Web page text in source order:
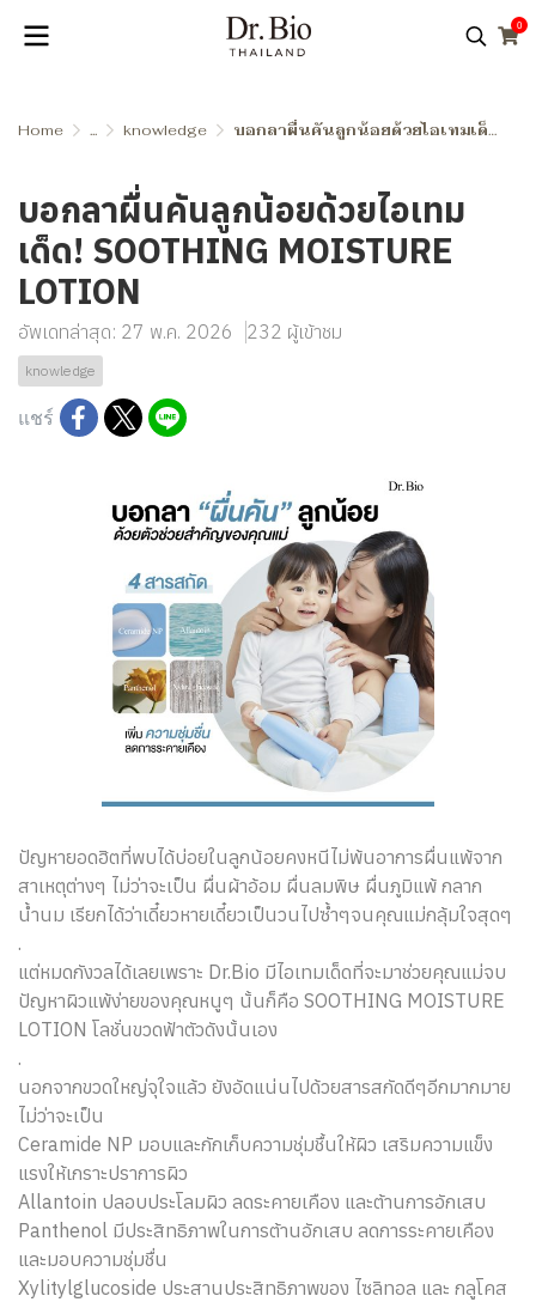
0
Home ... knowledge บอกลาผื่นคันลูกน้อยด้วยไอเทมเด็ด! SOOTHING MOISTURE LOTION
บอกลาผื่นคันลูกน้อยด้วยไอเทม
เด็ด! SOOTHING MOISTURE
LOTION
อัพเดทล่าสุด: 27 พ.ค. 2026 232 ผู้เข้าชม
knowledge
แชร์
ปัญหายอดฮิตที่พบได้บ่อยในลูกน้อยคงหนีไม่พ้นอาการผื่นแพ้จาก
สาเหตุต่างๆ ไม่ว่าจะเป็น ผื่นผ้าอ้อม ผื่นลมพิษ ผื่นภูมิแพ้ กลาก
น้ำนม เรียกได้ว่าเดี๋ยวหายเดี๋ยวเป็นวนไปซ้ำๆจนคุณแม่กลุ้มใจสุดๆ
.
แต่หมดกังวลได้เลยเพราะ Dr.Bio มีไอเทมเด็ดที่จะมาช่วยคุณแม่จบ
ปัญหาผิวแพ้ง่ายของคุณหนูๆ นั้นก็คือ SOOTHING MOISTURE
LOTION โลชั่นขวดฟ้าตัวดังนั้นเอง
.
นอกจากขวดใหญ่จุใจแล้ว ยังอัดแน่นไปด้วยสารสกัดดีๆอีกมากมาย
ไม่ว่าจะเป็น
Ceramide NP มอบและกักเก็บความชุ่มชื้นให้ผิว เสริมความแข็ง
แรงให้เกราะปราการผิว
Allantoin ปลอบประโลมผิว ลดระคายเคือง และต้านการอักเสบ
Panthenol มีประสิทธิภาพในการต้านอักเสบ ลดการระคายเคือง
และมอบความชุ่มชื่น
Xylitylglucoside ประสานประสิทธิภาพของ ไซลิทอล และ กลูโคส